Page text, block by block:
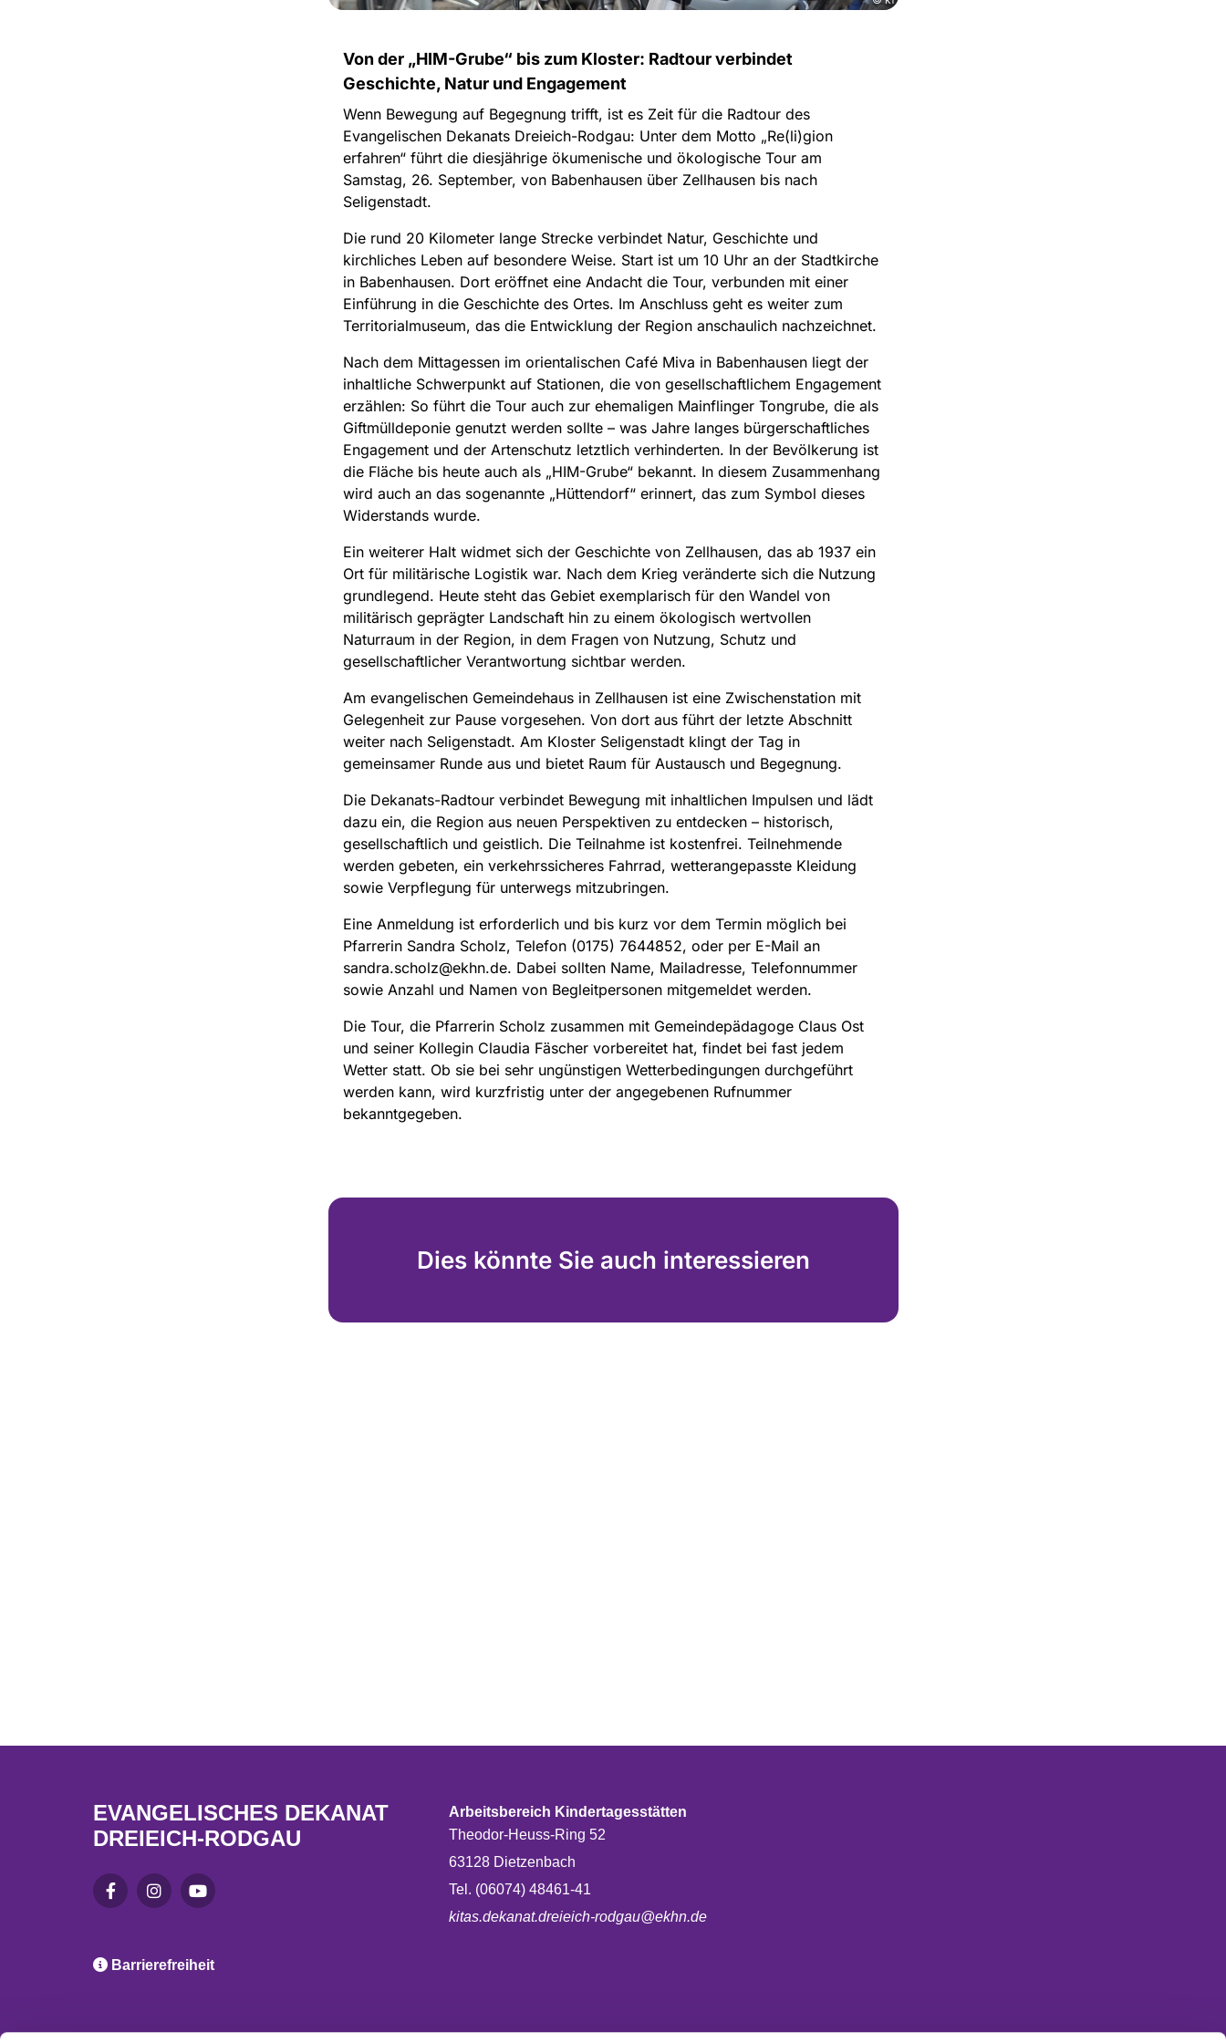
Von der „HIM-Grube“ bis zum Kloster: Radtour verbindet
Geschichte, Natur und Engagement
Wenn Bewegung auf Begegnung trifft, ist es Zeit für die Radtour des
Evangelischen Dekanats Dreieich-Rodgau: Unter dem Motto „Re(li)gion
erfahren“ führt die diesjährige ökumenische und ökologische Tour am
Samstag, 26. September, von Babenhausen über Zellhausen bis nach
Seligenstadt.
Die rund 20 Kilometer lange Strecke verbindet Natur, Geschichte und
kirchliches Leben auf besondere Weise. Start ist um 10 Uhr an der Stadtkirche
in Babenhausen. Dort eröffnet eine Andacht die Tour, verbunden mit einer
Einführung in die Geschichte des Ortes. Im Anschluss geht es weiter zum
Territorialmuseum, das die Entwicklung der Region anschaulich nachzeichnet.
Nach dem Mittagessen im orientalischen Café Miva in Babenhausen liegt der
inhaltliche Schwerpunkt auf Stationen, die von gesellschaftlichem Engagement
erzählen: So führt die Tour auch zur ehemaligen Mainflinger Tongrube, die als
Giftmülldeponie genutzt werden sollte – was Jahre langes bürgerschaftliches
Engagement und der Artenschutz letztlich verhinderten. In der Bevölkerung ist
die Fläche bis heute auch als „HIM-Grube“ bekannt. In diesem Zusammenhang
wird auch an das sogenannte „Hüttendorf“ erinnert, das zum Symbol dieses
Widerstands wurde.
Ein weiterer Halt widmet sich der Geschichte von Zellhausen, das ab 1937 ein
Ort für militärische Logistik war. Nach dem Krieg veränderte sich die Nutzung
grundlegend. Heute steht das Gebiet exemplarisch für den Wandel von
militärisch geprägter Landschaft hin zu einem ökologisch wertvollen
Naturraum in der Region, in dem Fragen von Nutzung, Schutz und
gesellschaftlicher Verantwortung sichtbar werden.
Am evangelischen Gemeindehaus in Zellhausen ist eine Zwischenstation mit
Gelegenheit zur Pause vorgesehen. Von dort aus führt der letzte Abschnitt
weiter nach Seligenstadt. Am Kloster Seligenstadt klingt der Tag in
gemeinsamer Runde aus und bietet Raum für Austausch und Begegnung.
Die Dekanats-Radtour verbindet Bewegung mit inhaltlichen Impulsen und lädt
dazu ein, die Region aus neuen Perspektiven zu entdecken – historisch,
gesellschaftlich und geistlich. Die Teilnahme ist kostenfrei. Teilnehmende
werden gebeten, ein verkehrssicheres Fahrrad, wetterangepasste Kleidung
sowie Verpflegung für unterwegs mitzubringen.
Eine Anmeldung ist erforderlich und bis kurz vor dem Termin möglich bei
Pfarrerin Sandra Scholz, Telefon (0175) 7644852, oder per E-Mail an
sandra.scholz@ekhn.de. Dabei sollten Name, Mailadresse, Telefonnummer
sowie Anzahl und Namen von Begleitpersonen mitgemeldet werden.
Die Tour, die Pfarrerin Scholz zusammen mit Gemeindepädagoge Claus Ost
und seiner Kollegin Claudia Fäscher vorbereitet hat, findet bei fast jedem
Wetter statt. Ob sie bei sehr ungünstigen Wetterbedingungen durchgeführt
werden kann, wird kurzfristig unter der angegebenen Rufnummer
bekanntgegeben.
Dies könnte Sie auch interessieren
EVANGELISCHES DEKANAT
DREIEICH-RODGAU
 Barrierefreiheit
Arbeitsbereich Kindertagesstätten
Theodor-Heuss-Ring 52
63128 Dietzenbach
Tel. (06074) 48461-41
kitas.dekanat.dreieich-rodgau@ekhn.de